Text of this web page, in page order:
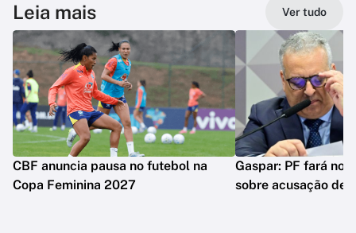
Leia mais Ver tudo
CBF anuncia pausa no futebol na
Copa Feminina 2027
Gaspar: PF fará
sobre acusação de